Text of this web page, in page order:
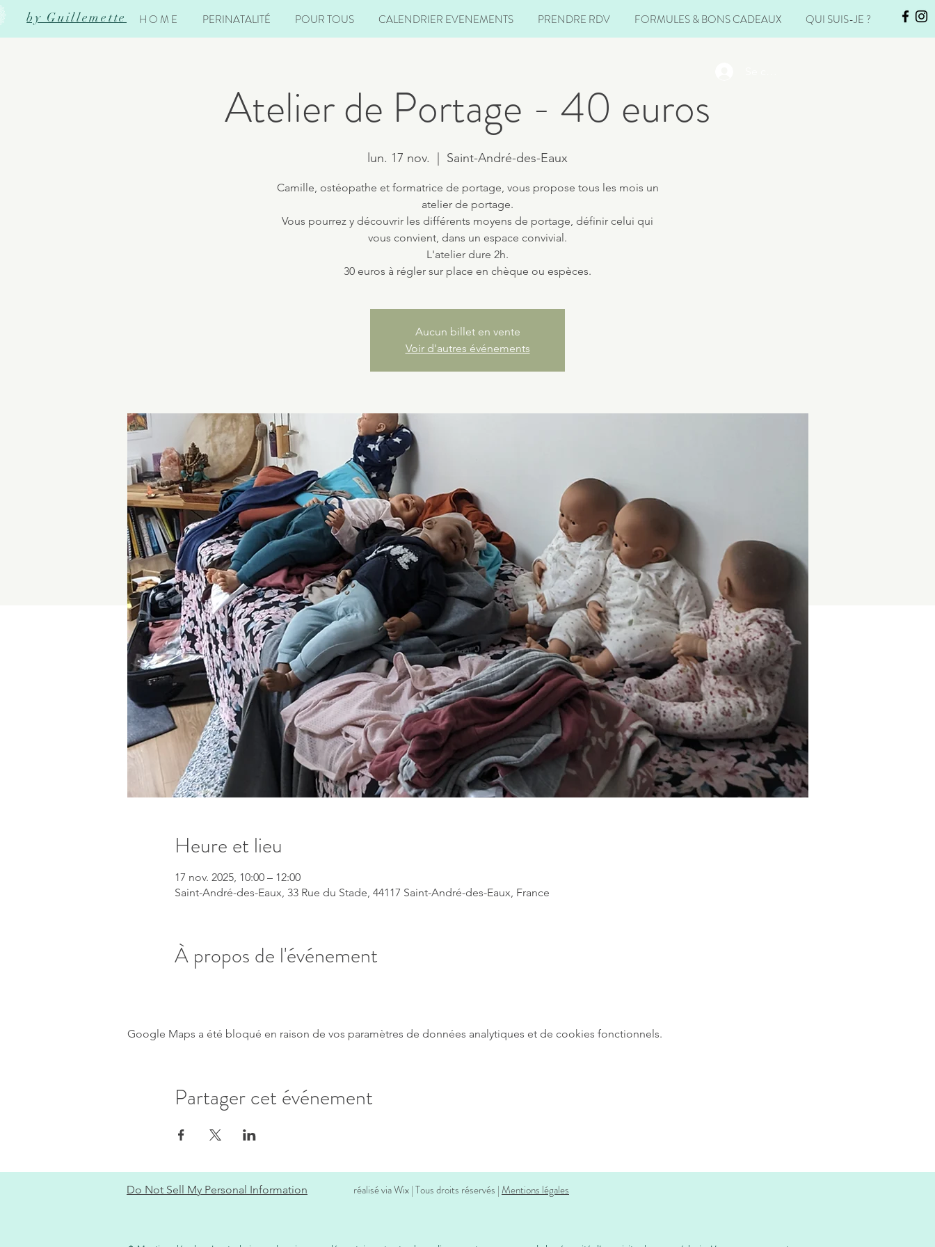
by Guillemette H O M E PERINATALITÉ POUR TOUS CALENDRIER EVENEMENTS PRENDRE RDV FORMULES & BONS CADEAUX QUI SUIS-JE ?
Atelier de Portage - 40 euros
lun. 17 nov. Saint-André-des-Eaux
Camille, ostéopathe et formatrice de portage, vous propose tous les mois un
atelier de portage.
Vous pourrez y découvrir les différents moyens de portage, définir celui qui
vous convient, dans un espace convivial.
L'atelier dure 2h.
30 euros à régler sur place en chèque ou espèces.
Aucun billet en vente
Voir d'autres événements
Heure et lieu
17 nov. 2025, 10:00 – 12:00
Saint-André-des-Eaux, 33 Rue du Stade, 44117 Saint-André-des-Eaux, France
À propos de l'événement
Google Maps a été bloqué en raison de vos paramètres de données analytiques et de cookies fonctionnels.
Partager cet événement
Do Not Sell My Personal Information réalisé via Wix | Tous droits réservés |Mentions légales